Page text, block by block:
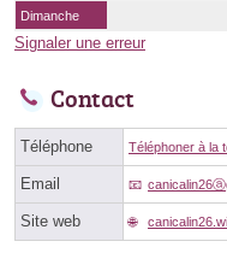
Dimanche
Signaler une erreur
Contact
Téléphone Téléphoner à la
Email
Site web